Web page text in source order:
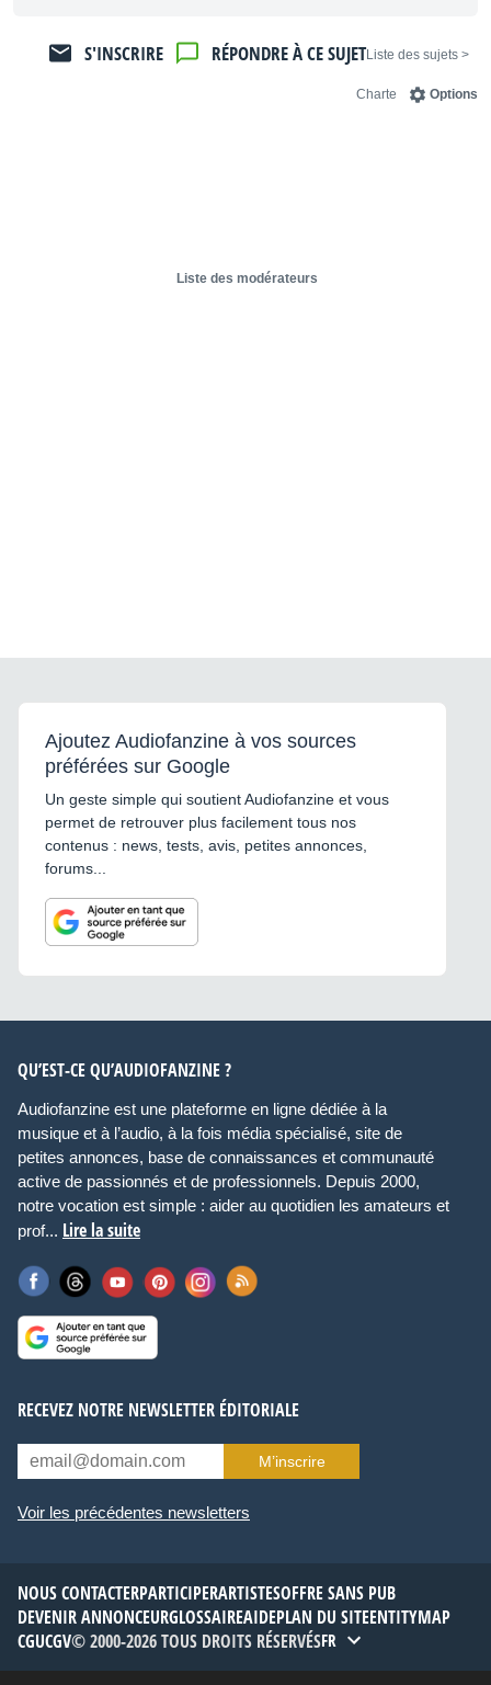
< Liste des sujets
RÉPONDRE À CE SUJET
S'INSCRIRE
Options
Charte
Liste des modérateurs
Ajoutez Audiofanzine à vos sources
préférées sur Google
Un geste simple qui soutient Audiofanzine et vous
permet de retrouver plus facilement tous nos
contenus : news, tests, avis, petites annonces,
forums...
QU’EST-CE QU’AUDIOFANZINE ?
Audiofanzine est une plateforme en ligne dédiée à la
musique et à l’audio, à la fois média spécialisé, site de
petites annonces, base de connaissances et communauté
active de passionnés et de professionnels. Depuis 2000,
notre vocation est simple : aider au quotidien les amateurs et
prof... Lire la suite
RECEVEZ NOTRE NEWSLETTER ÉDITORIALE
M’inscrire
Voir les précédentes newsletters
NOUS CONTACTERPARTICIPERARTISTESOFFRE SANS PUB
DEVENIR ANNONCEURGLOSSAIREAIDEPLAN DU SITEENTITYMAP
CGUCGV© 2000-2026 TOUS DROITS RÉSERVÉSFR